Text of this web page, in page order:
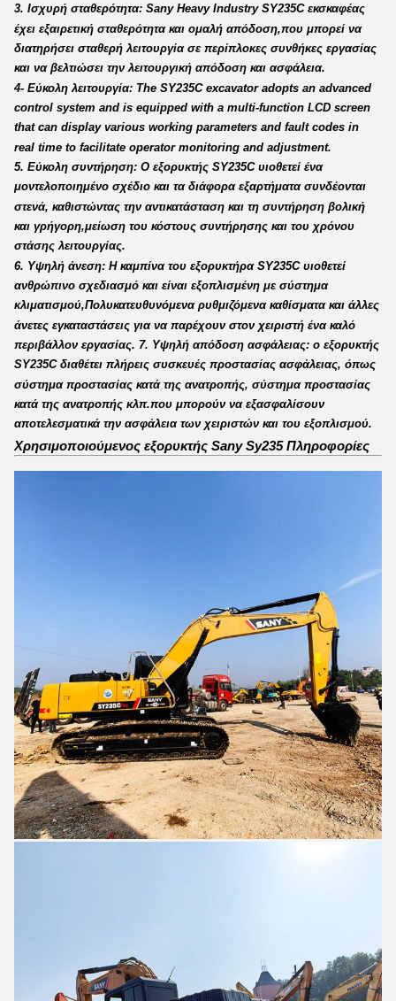
3. Ισχυρή σταθερότητα: Sany Heavy Industry SY235C εκσκαφέας
έχει εξαιρετική σταθερότητα και ομαλή απόδοση,που μπορεί να
διατηρήσει σταθερή λειτουργία σε περίπλοκες συνθήκες εργασίας
και να βελτιώσει την λειτουργική απόδοση και ασφάλεια.
4- Εύκολη λειτουργία: The SY235C excavator adopts an advanced
control system and is equipped with a multi-function LCD screen
that can display various working parameters and fault codes in
real time to facilitate operator monitoring and adjustment.
5. Εύκολη συντήρηση: Ο εξορυκτής SY235C υιοθετεί ένα
μοντελοποιημένο σχέδιο και τα διάφορα εξαρτήματα συνδέονται
στενά, καθιστώντας την αντικατάσταση και τη συντήρηση βολική
και γρήγορη,μείωση του κόστους συντήρησης και του χρόνου
στάσης λειτουργίας.
6. Υψηλή άνεση: Η καμπίνα του εξορυκτήρα SY235C υιοθετεί
ανθρώπινο σχεδιασμό και είναι εξοπλισμένη με σύστημα
κλιματισμού,Πολυκατευθυνόμενα ρυθμιζόμενα καθίσματα και άλλες
άνετες εγκαταστάσεις για να παρέχουν στον χειριστή ένα καλό
περιβάλλον εργασίας. 7. Υψηλή απόδοση ασφάλειας: ο εξορυκτής
SY235C διαθέτει πλήρεις συσκευές προστασίας ασφάλειας, όπως
σύστημα προστασίας κατά της ανατροπής, σύστημα προστασίας
κατά της ανατροπής κλπ.που μπορούν να εξασφαλίσουν
αποτελεσματικά την ασφάλεια των χειριστών και του εξοπλισμού.
Χρησιμοποιούμενος εξορυκτής Sany Sy235 Πληροφορίες